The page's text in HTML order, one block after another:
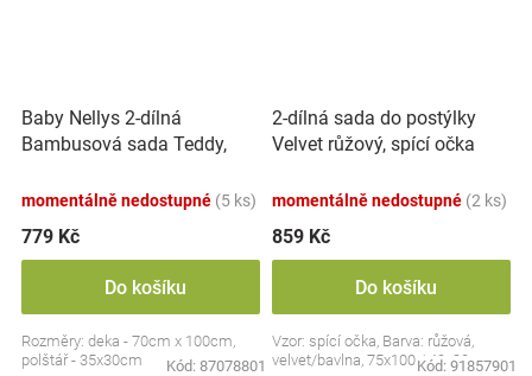
Baby Nellys 2-dílná
Bambusová sada Teddy,
70x100cm, Plameňák-
momentálně nedostupné (5 ks)
779 Kč
Do košíku
Rozměry: deka - 70cm x 100cm,
polštář - 35x30cm
Kód: 87078801
2-dílná sada do postýlky
Velvet růžový, spící očka
momentálně nedostupné (2 ks)
859 Kč
Do košíku
Vzor: spící očka, Barva: růžová,
velvet/bavlna, 75x100 / 40x30 cm
Kód: 91857901